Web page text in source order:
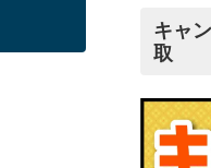
キャ
取